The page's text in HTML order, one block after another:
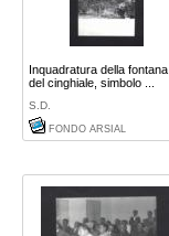
Inquadratura della fontana
del cinghiale, simbolo ...
S.D.
FONDO ARSIAL